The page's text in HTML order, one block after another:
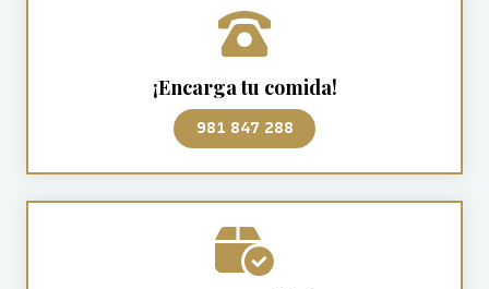
¡Encarga tu comida!
981 847 288